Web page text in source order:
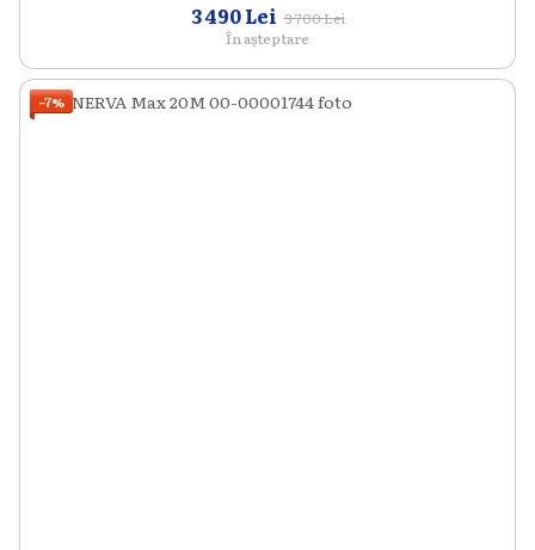
3 490 Lei 3 700 Lei
În așteptare
−7%